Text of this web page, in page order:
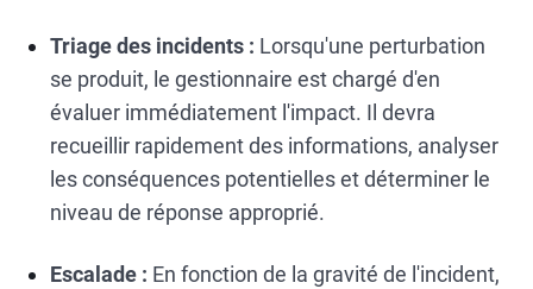
Triage des incidents : Lorsqu'une perturbation
se produit, le gestionnaire est chargé d'en
évaluer immédiatement l'impact. Il devra
recueillir rapidement des informations, analyser
les conséquences potentielles et déterminer le
niveau de réponse approprié.
Escalade : En fonction de la gravité de l'incident,